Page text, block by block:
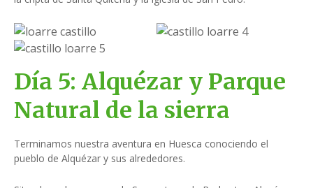
Día 5: Alquézar y Parque
Natural de la sierra
Terminamos nuestra aventura en Huesca conociendo el
pueblo de Alquézar y sus alrededores.